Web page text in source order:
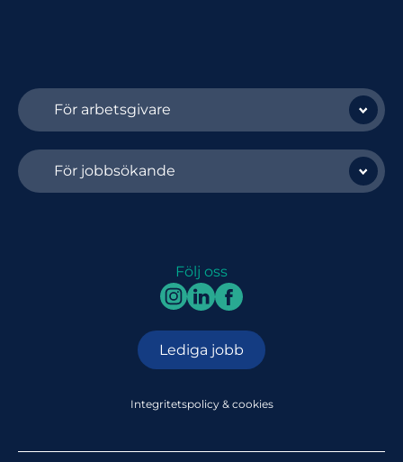
För arbetsgivare
För jobbsökande
Följ oss
Lediga jobb
Integritetspolicy & cookies